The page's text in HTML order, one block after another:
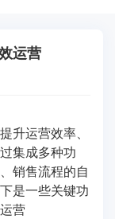
运营
升运营效率、
集成多种功
销售流程的自
是一些关键功
营